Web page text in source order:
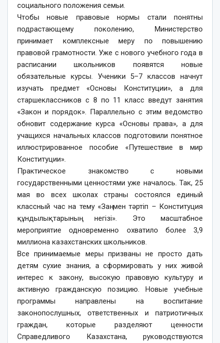
социального положения семьи.
Чтобы новые правовые нормы стали понятны
подрастающему поколению, Министерство
принимает комплексные меру по повышению
правовой грамотности. Уже с нового учебного года в
расписании школьников появятся новые
обязательные курсы. Ученики 5–7 классов начнут
изучать предмет «Основы Конституции», а для
старшеклассников с 8 по 11 класс введут занятия
«Закон и порядок». Параллельно с этим ведомство
обновит содержание курса «Основы права», а для
учащихся начальных классов подготовили понятное
иллюстрированное пособие «Путешествие в мир
Конституции».
Практическое знакомство с новыми
государственными ценностями уже началось. Так, 25
мая во всех школах страны состоялся единый
классный час на тему «Заң мен тәртіп – Конституция
құндылықтарының негізі». Это масштабное
мероприятие одновременно охватило более 3,9
миллиона казахстанских школьников.
Все принимаемые меры призваны не просто дать
детям сухие знания, а сформировать у них живой
интерес к закону, высокую правовую культуру и
активную гражданскую позицию. Новые учебные
программы направлены на воспитание
законопослушных, ответственных и патриотичных
граждан, которые разделяют ценности
Справедливого Казахстана, руководствуются